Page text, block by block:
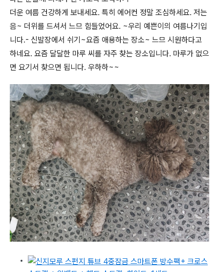
더운 여름 건강하게 보내세요. 특히 에어컨 정말 조심하세요. 저는
음~ 더위를 드셔서 느므 힘들었어요. ~우리 예쁜이의 여름나기입
니다.- 신발장에서 쉬기~요즘 애용하는 장소~ 느므 시원하다고
하네요. 요즘 달달한 마루 씨를 자주 찾는 장소입니다. 마루가 없으
면 요기서 찾으면 됩니다. 우하하~~